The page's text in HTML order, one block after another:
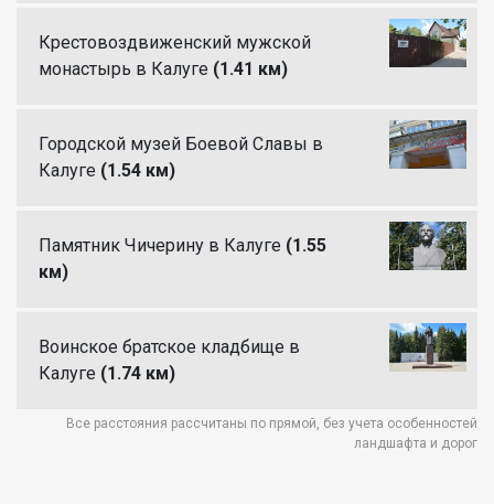
Крестовоздвиженский мужской
монастырь в Калуге (1.41 км)
Городской музей Боевой Славы в
Калуге (1.54 км)
Памятник Чичерину в Калуге (1.55
км)
Воинское братское кладбище в
Калуге (1.74 км)
Все расстояния рассчитаны по прямой, без учета особенностей
ландшафта и дорог